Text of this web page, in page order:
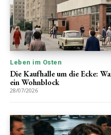
Leben im Osten
Die Kaufhalle um die Ecke:
ein Wohnblock
28/07/2026